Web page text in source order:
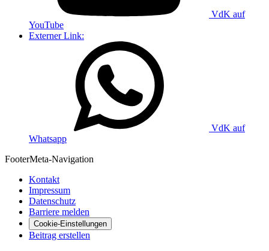
VdK auf
YouTube
Externer Link:
VdK auf
Whatsapp
FooterMeta-Navigation
Kontakt
Impressum
Datenschutz
Barriere melden
Cookie-Einstellungen
Beitrag erstellen